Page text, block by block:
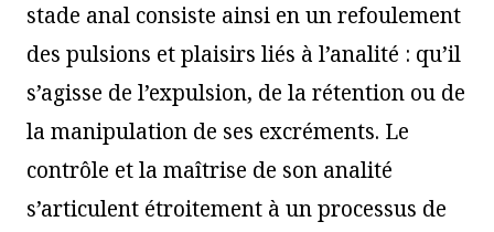
stade anal consiste ainsi en un refoulement
des pulsions et plaisirs liés à l’analité : qu’il
s’agisse de l’expulsion, de la rétention ou de
la manipulation de ses excréments. Le
contrôle et la maîtrise de son analité
s’articulent étroitement à un processus de